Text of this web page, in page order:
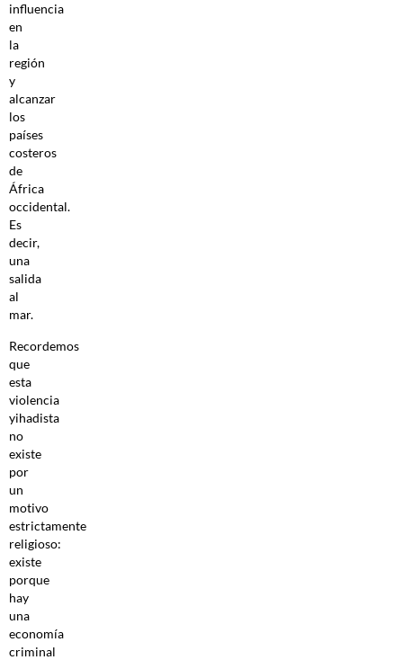
influencia
en
la
región
y
alcanzar
los
países
costeros
de
África
occidental.
Es
decir,
una
salida
al
mar.
Recordemos
que
esta
violencia
yihadista
no
existe
por
un
motivo
estrictamente
religioso:
existe
porque
hay
una
economía
criminal